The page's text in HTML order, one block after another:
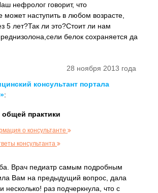
нефролог говорит, что
может наступить в любом возрасте,
5 лет?Так ли это?Стоит ли нам
белок сохраняется да
28 ноября 2013 года
консультант портала
:
общей практики
о консультанте
консультанта
Врач педиатр самым подробным
Вам на предыдущий вопрос, дала
несколько! раз подчеркнула, что с